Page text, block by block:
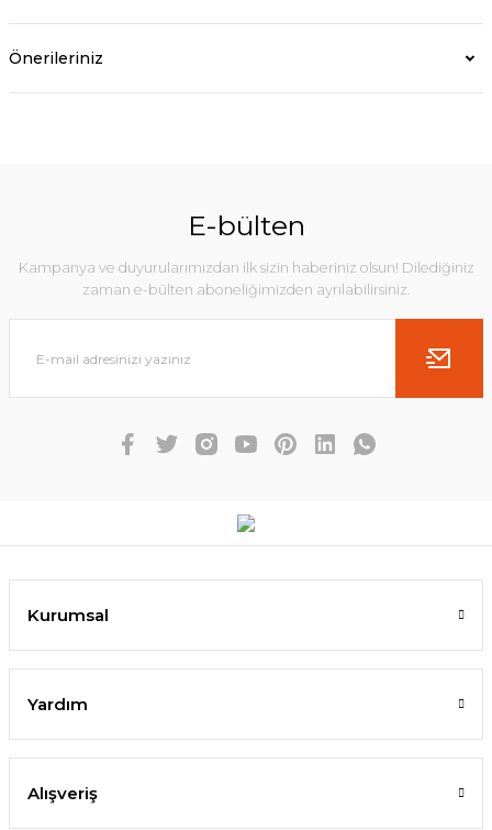
Önerileriniz
E-bülten
Kampanya ve duyurularımızdan ilk sizin haberiniz olsun! Dilediğiniz
zaman e-bülten aboneliğimizden ayrılabilirsiniz.
Kurumsal
Yardım
Alışveriş